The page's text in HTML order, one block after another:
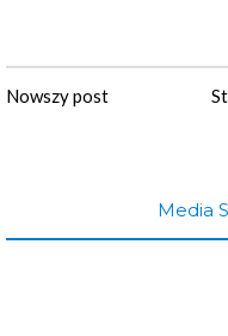
Nowszy post
Media